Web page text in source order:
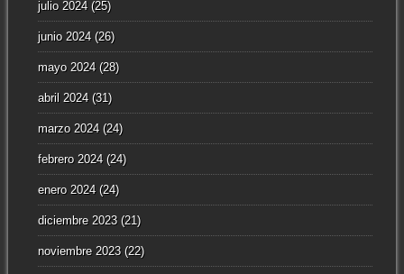
julio 2024(25)
junio 2024(26)
mayo 2024(28)
abril 2024(31)
marzo 2024(24)
febrero 2024(24)
enero 2024(24)
diciembre 2023(21)
noviembre 2023(22)